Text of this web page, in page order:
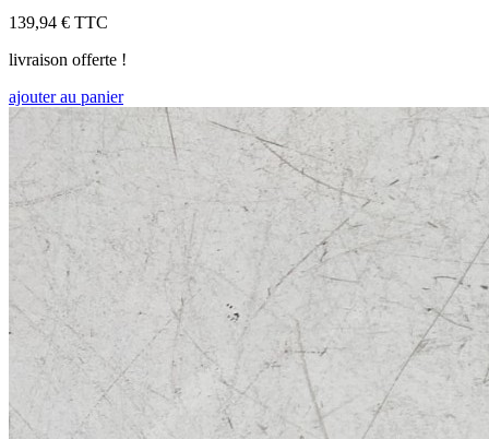
139,94 € TTC
livraison offerte !
ajouter au panier